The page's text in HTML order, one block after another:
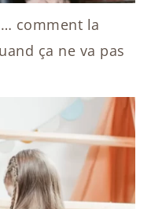
comment la
ça ne va pas